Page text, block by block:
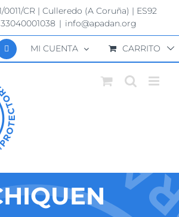
0011/CR | Culleredo (A Coruña) | ES92
| info@apadan.org
MI CUENTA CARRITO